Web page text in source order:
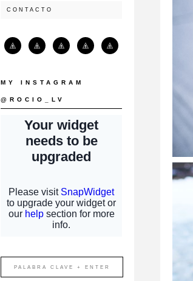
CONTACTO
MY INSTAGRAM
@ROCIO_LV